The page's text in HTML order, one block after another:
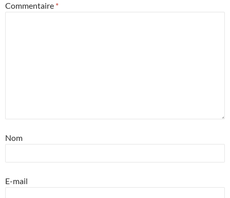
Commentaire *
Nom
E-mail